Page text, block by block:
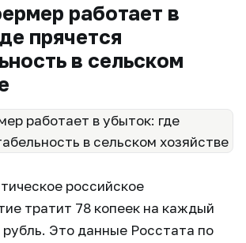
работает в
прячется
в сельском
российское
тратит 78 копеек на каждый
Это данные Росстата по